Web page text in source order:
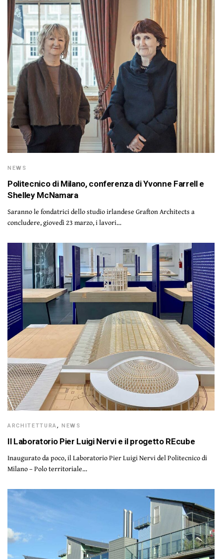
NEWS
Politecnico di Milano, conferenza di Yvonne Farrell e
Shelley McNamara
Saranno le fondatrici dello studio irlandese Grafton Architects a
concludere, giovedì 23 marzo, i lavori…
ARCHITETTURA, NEWS
Il Laboratorio Pier Luigi Nervi e il progetto REcube
Inaugurato da poco, il Laboratorio Pier Luigi Nervi del Politecnico di
Milano – Polo territoriale…